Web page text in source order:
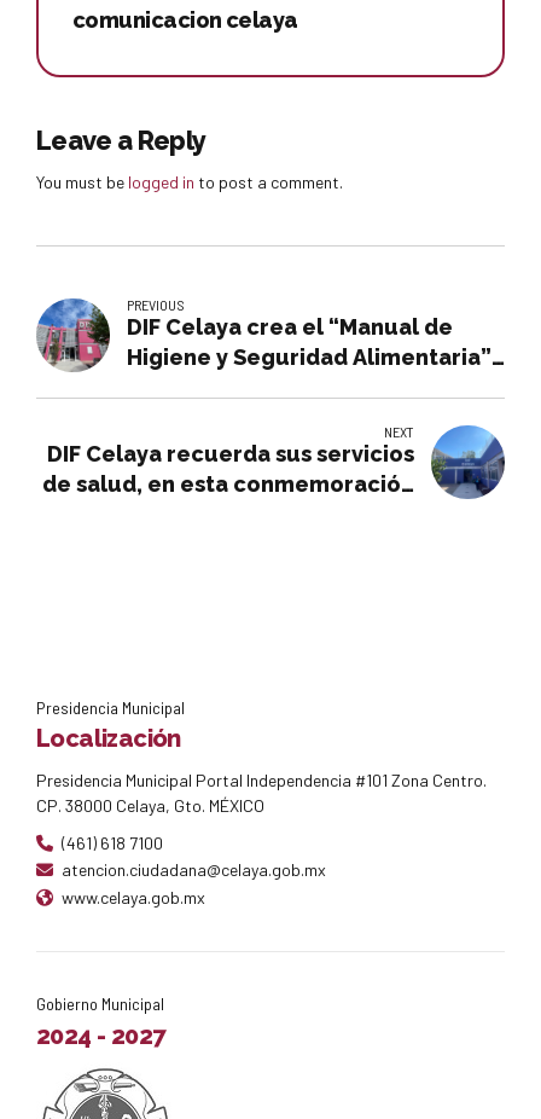
comunicacion celaya
Leave a Reply
You must be logged in to post a comment.
PREVIOUS
DIF Celaya crea el “Manual de
Higiene y Seguridad Alimentaria”,
NEXT
DIF Celaya recuerda sus servicios
de salud, en esta conmemoración
Presidencia Municipal
Localización
Presidencia Municipal Portal Independencia #101 Zona Centro.
CP. 38000 Celaya, Gto. MÉXICO
(461) 618 7100
atencion.ciudadana@celaya.gob.mx
www.celaya.gob.mx
Gobierno Municipal
2024 - 2027